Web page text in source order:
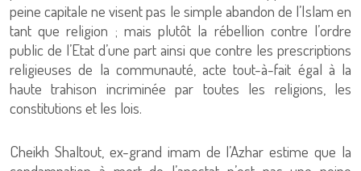
peine capitale ne visent pas le simple abandon de l’Islam en
tant que religion ; mais plutôt la rébellion contre l’ordre
public de l’Etat d’une part ainsi que contre les prescriptions
religieuses de la communauté, acte tout-à-fait égal à la
haute trahison incriminée par toutes les religions, les
constitutions et les lois.
Cheikh Shaltout, ex-grand imam de l’Azhar estime que la